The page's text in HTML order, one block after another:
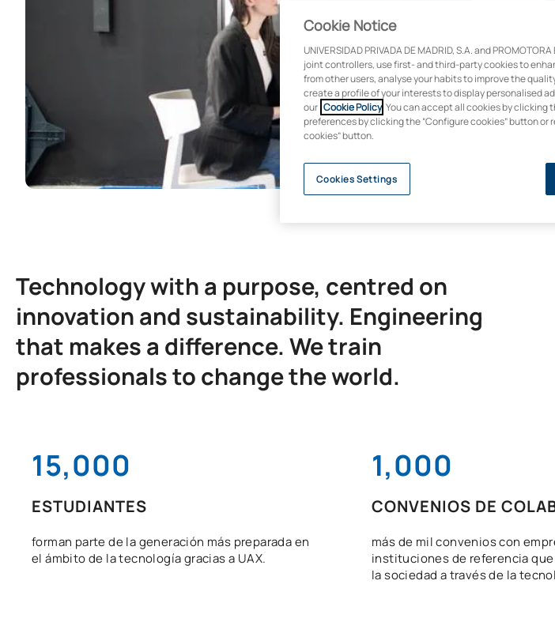
Technology with a purpose, centred on
innovation and sustainability. Engineering
that makes a difference. We train
professionals to change the world.
15,000
ESTUDIANTES
forman parte de la generación más preparada en
el ámbito de la tecnología gracias a UAX.
1,000
CONVENIOS DE
más de mil convenios con
instituciones de referencia
la sociedad a través de la
Cookie Notice
UNIVERSIDAD PRIVADA DE MADRID, S.A. and
joint controllers, use first- and third-party cookies to
from other users, analyse your habits to improve the
create a profile of your interests to display personalised
our Cookie Policy . You can accept all cookies by
preferences by clicking the “Configure cookies” button
cookies” button.
Cookies Settings